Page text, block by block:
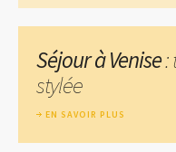
Séjour à Venise:
stylée
EN SAVOIR PLUS